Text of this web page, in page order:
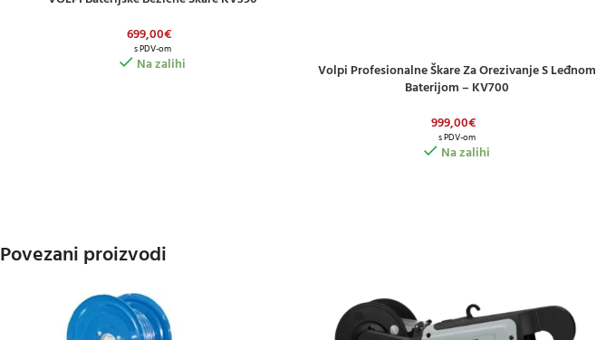
699,00€
s PDV-om
Na zalihi DODAJ U KOŠARICU
Volpi Profesionalne Škare Za Orezivanje S Leđnom
Baterijom – KV700
999,00€
s PDV-om
Na zalihi
Povezani proizvodi